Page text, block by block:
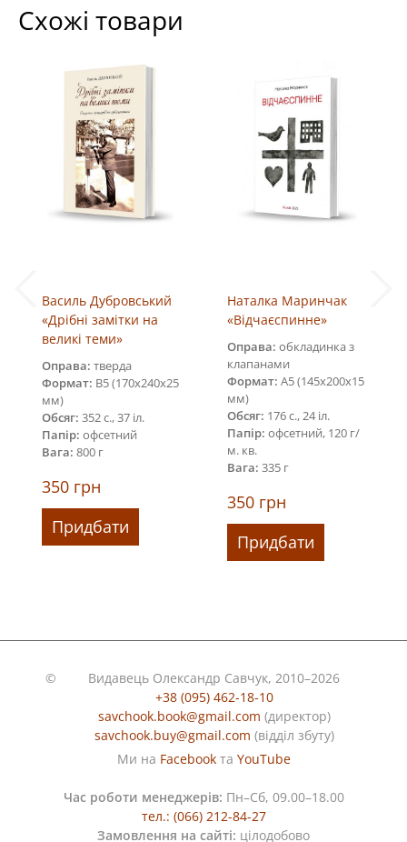
Схожі товари
Василь Дубровський
«Дрібні замітки на
великі теми»
Оправа: тверда
Формат: В5 (170х240х25
мм)
Обсяг: 352 с., 37 іл.
Папір: офсетний
Вага: 800 г
350 грн
Придбати
Наталка Маринчак
«Відчаєспинне»
Оправа: обкладинка з
клапанами
Формат: А5 (145х200х15
мм)
Обсяг: 176 с., 24 іл.
Папір: офсетний, 120 г/
м. кв.
Вага: 335 г
350 грн
Придбати
©
Видавець Олександр Савчук, 2010–2026
+38 (095) 462-18-10
savchook.book@gmail.com (директор)
savchook.buy@gmail.com (відділ збуту)
Ми на Facebookта YouTube
Час роботи менеджерів: Пн–Сб, 09.00–18.00
тел.: (066) 212-84-27
Замовлення на сайті: цілодобово